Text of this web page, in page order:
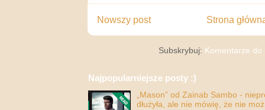
Nowszy post Strona
Subskrybuj: Komentarze do
Najpopularniejsze posty :)
„Mason” od Zainab Sambo -
dłużyła, ale nie mówię, że nie